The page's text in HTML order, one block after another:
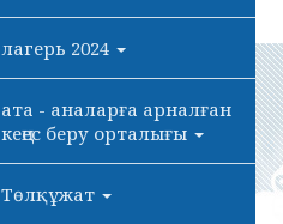
лагерь 2024
ата - аналарға арналған
кеңес беру орталығы
Төлқұжат